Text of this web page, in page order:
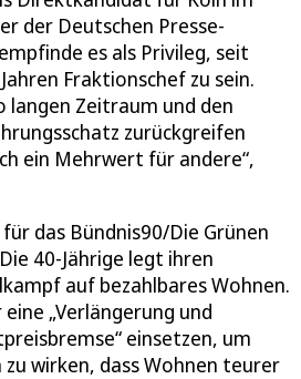
der Deutschen Presse-
es als Privileg, seit
Fraktionschef zu sein.
langen Zeitraum und den
zurückgreifen
ein Mehrwert für andere“,
das Bündnis90/Die Grünen
40-Jährige legt ihren
auf bezahlbares Wohnen.
„Verlängerung und
einsetzen, um
zu wirken, dass Wohnen teurer